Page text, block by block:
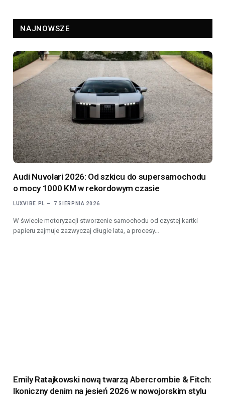
NAJNOWSZE
Audi Nuvolari 2026: Od szkicu do supersamochodu
o mocy 1000 KM w rekordowym czasie
LUXVIBE.PL 7 SIERPNIA 2026
W świecie motoryzacji stworzenie samochodu od czystej kartki
papieru zajmuje zazwyczaj długie lata, a procesy…
Emily Ratajkowski nową twarzą Abercrombie & Fitch:
Ikoniczny denim na jesień 2026 w nowojorskim stylu